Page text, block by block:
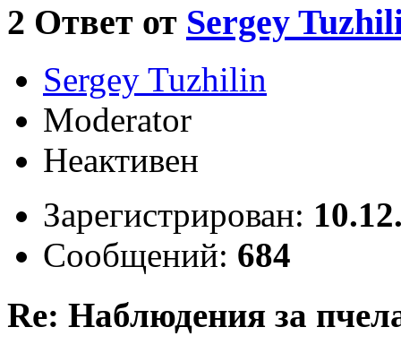
2 Ответ от Sergey
Sergey Tuzhilin
Moderator
Неактивен
Зарегистрирован:
Сообщений: 684
Re: Наблюдения за